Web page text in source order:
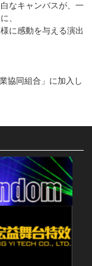
なキャンバスが、一
、
に感動を与える演出
協同組合」に加入し